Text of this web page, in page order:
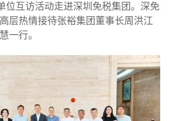
位互访活动走进深圳免税集团。深免
层热情接待张裕集团董事长周洪江
一行。